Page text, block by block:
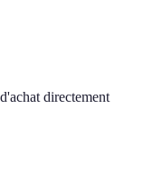
directement